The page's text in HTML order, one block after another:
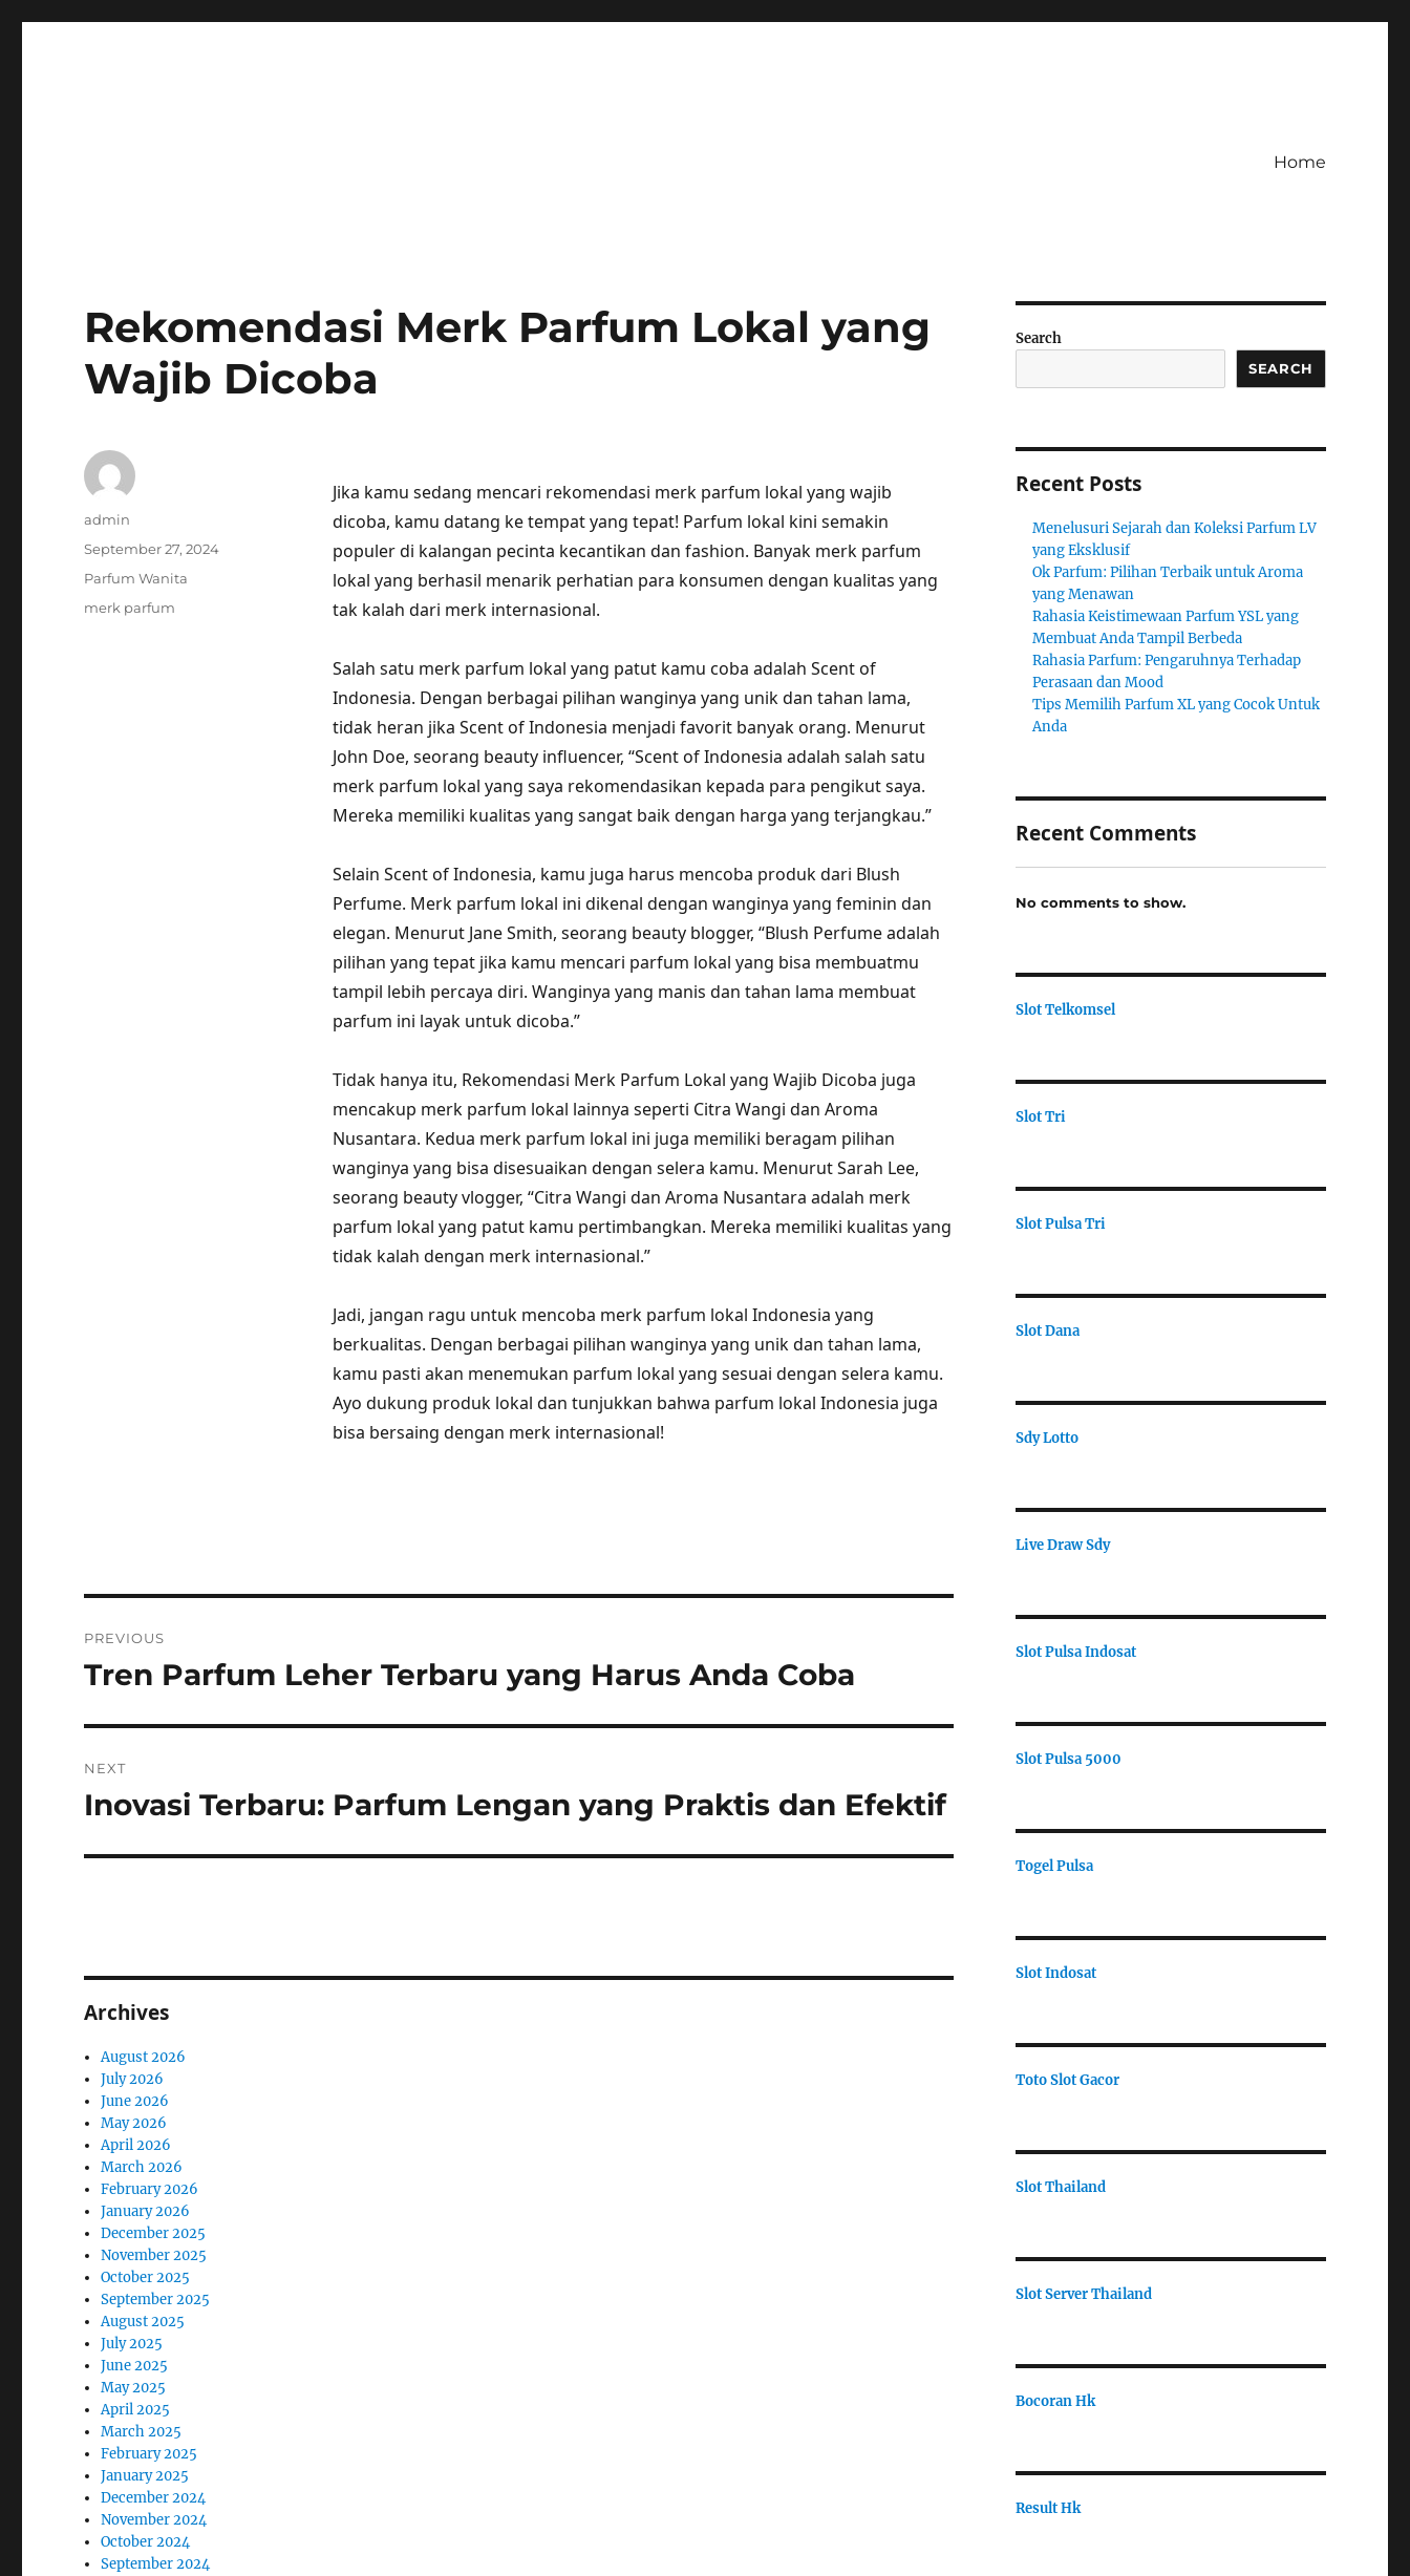
Home
Rekomendasi Merk Parfum Lokal yang
Wajib Dicoba
Jika kamu sedang mencari rekomendasi merk parfum lokal yang wajib
dicoba, kamu datang ke tempat yang tepat! Parfum lokal kini semakin
populer di kalangan pecinta kecantikan dan fashion. Banyak merk parfum
lokal yang berhasil menarik perhatian para konsumen dengan kualitas yang
tak kalah dari merk internasional.
Salah satu merk parfum lokal yang patut kamu coba adalah Scent of
Indonesia. Dengan berbagai pilihan wanginya yang unik dan tahan lama,
tidak heran jika Scent of Indonesia menjadi favorit banyak orang. Menurut
John Doe, seorang beauty influencer, “Scent of Indonesia adalah salah satu
merk parfum lokal yang saya rekomendasikan kepada para pengikut saya.
Mereka memiliki kualitas yang sangat baik dengan harga yang terjangkau.”
Selain Scent of Indonesia, kamu juga harus mencoba produk dari Blush
Perfume. Merk parfum lokal ini dikenal dengan wanginya yang feminin dan
elegan. Menurut Jane Smith, seorang beauty blogger, “Blush Perfume adalah
pilihan yang tepat jika kamu mencari parfum lokal yang bisa membuatmu
tampil lebih percaya diri. Wanginya yang manis dan tahan lama membuat
parfum ini layak untuk dicoba.”
Tidak hanya itu, Rekomendasi Merk Parfum Lokal yang Wajib Dicoba juga
mencakup merk parfum lokal lainnya seperti Citra Wangi dan Aroma
Nusantara. Kedua merk parfum lokal ini juga memiliki beragam pilihan
wanginya yang bisa disesuaikan dengan selera kamu. Menurut Sarah Lee,
seorang beauty vlogger, “Citra Wangi dan Aroma Nusantara adalah merk
parfum lokal yang patut kamu pertimbangkan. Mereka memiliki kualitas yang
tidak kalah dengan merk internasional.”
Jadi, jangan ragu untuk mencoba merk parfum lokal Indonesia yang
berkualitas. Dengan berbagai pilihan wanginya yang unik dan tahan lama,
kamu pasti akan menemukan parfum lokal yang sesuai dengan selera kamu.
Ayo dukung produk lokal dan tunjukkan bahwa parfum lokal Indonesia juga
bisa bersaing dengan merk internasional!
Author
admin
Posted
September 27, 2024
Categories
Parfum Wanita
Tags
merk parfum
navigation
PREVIOUS
Previous
Tren Parfum Leher Terbaru yang Harus Anda Coba
NEXT
Next
Inovasi Terbaru: Parfum Lengan yang Praktis dan Efektif
Archives
August 2026
July 2026
June 2026
May 2026
April 2026
March 2026
February 2026
January 2026
December 2025
November 2025
October 2025
September 2025
August 2025
July 2025
June 2025
May 2025
April 2025
March 2025
February 2025
January 2025
December 2024
November 2024
October 2024
September 2024
Search
SEARCH
Recent Posts
Menelusuri Sejarah dan Koleksi Parfum LV
yang Eksklusif
Ok Parfum: Pilihan Terbaik untuk Aroma
yang Menawan
Rahasia Keistimewaan Parfum YSL yang
Membuat Anda Tampil Berbeda
Rahasia Parfum: Pengaruhnya Terhadap
Perasaan dan Mood
Tips Memilih Parfum XL yang Cocok Untuk
Anda
Recent Comments
No comments to show.
Slot Telkomsel
Slot Tri
Slot Pulsa Tri
Slot Dana
Sdy Lotto
Live Draw Sdy
Slot Pulsa Indosat
Slot Pulsa 5000
Togel Pulsa
Slot Indosat
Toto Slot Gacor
Slot Thailand
Slot Server Thailand
Bocoran Hk
Result Hk